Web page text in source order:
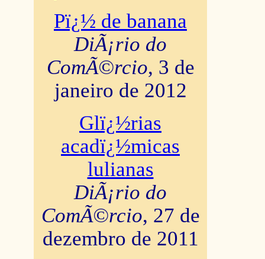
Pï¿½ de banana
DiÃ¡rio do
ComÃ©rcio, 3 de
janeiro de 2012
Glï¿½rias
acadï¿½micas
lulianas
DiÃ¡rio do
ComÃ©rcio, 27 de
dezembro de 2011